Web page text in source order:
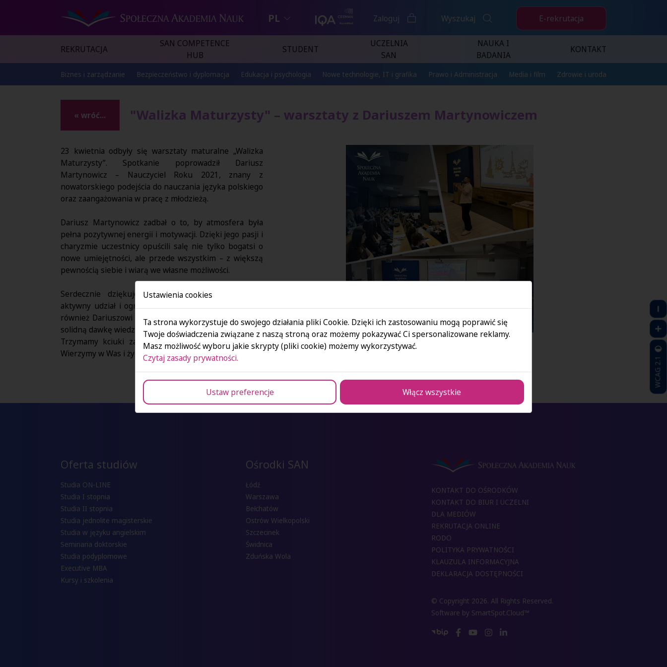
PL Zaloguj Wyszukaj E-rekrutacja
REKRUTACJA
SAN COMPETENCE
HUB
STUDENT
UCZELNIA
SAN
NAUKA I
BADANIA
KONTAKT
Biznes i zarządzanie Bezpieczeństwo i dyplomacja Edukacja i psychologia Nowe technologie, IT i grafika Prawo i Administracja Media i film Zdrowie i uroda
« wróć... "Walizka Maturzysty" – warsztaty z Dariuszem Martynowiczem
23 kwietnia odbyły się warsztaty maturalne „Walizka
Maturzysty”. Spotkanie poprowadził Dariusz
Martynowicz – Nauczyciel Roku 2021, znany z
nowatorskiego podejścia do nauczania języka polskiego
oraz zaangażowania w pracę z młodzieżą.
Dariusz Martynowicz zadbał o to, by atmosfera była
pełna pozytywnej energii i motywacji. Dzięki jego pasji i
charyzmie uczestnicy opuścili salę nie tylko bogatsi o
nowe umiejętności, ale przede wszystkim – z większą
pewnością siebie i wiarą we własne możliwości.
Serdecznie dziękujemy wszystkim uczestnikom za
aktywny udział i ogromne zaangażowanie. Dziękujemy
również Dariuszowi Martynowiczowi za spotkanie oraz
solidną dawkę wiedzy i pozytywnej energii.
Trzymamy kciuki za Wasze egzaminy – powodzenia!
Wierzymy w Was i życzymy samych trafionych tematów!
Oferta studiów
Studia ON-LINE
Studia I stopnia
Studia II stopnia
Studia jednolite magisterskie
Studia w języku angielskim
Seminaria doktorskie
Studia podyplomowe
Executive MBA
Kursy i szkolenia
Ośrodki SAN
Łódź
Warszawa
Bełchatów
Ostrów Wielkopolski
Szczecinek
Świdnica
Zduńska Wola
KONTAKT DO OŚRODKÓW
KONTAKT DO BIUR I UCZELNI
DLA MEDIÓW
REKRUTACJA ONLINE
RODO
POLITYKA PRYWATNOŚCI
KLAUZULA INFORMACYJNA
DEKLARACJA DOSTĘPNOŚCI
© Copyright 2026. All Rights Reserved.
Software by SmartSpot.Cloud™
WCAG 2.1
Ustawienia cookies
Ta strona wykorzystuje do swojego działania pliki Cookie. Dzięki ich zastosowaniu mogą poprawić się
Twoje doświadczenia związane z naszą stroną oraz możemy pokazywać Ci spersonalizowane reklamy.
Masz możliwość wyboru jakie skrypty (pliki cookie) możemy wykorzystywać.
Czytaj zasady prywatności.
Ustaw preferencje Włącz wszystkie